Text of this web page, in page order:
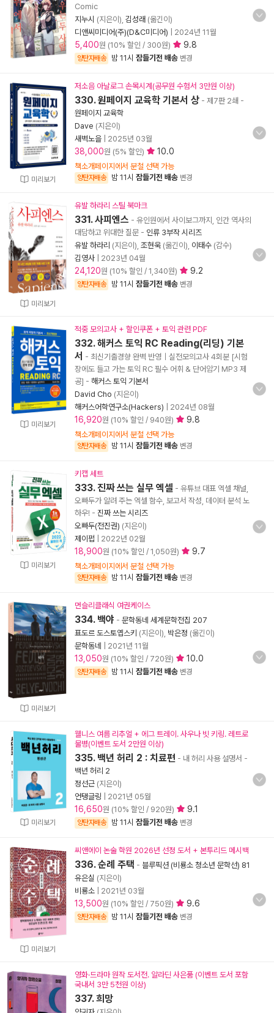
Comic
지누시 (지은이), 김성래 (옮긴이)
디앤씨미디어(주)(D&C미디어)
2024년 11월
5,400원 (10% 할인 / 300원) 9.8
양탄자배송 밤 11시 잠들기전 배송 변경
미리보기
저소음 아날로그 손목시계(공무원 수험서 3만원 이상)
330. 원페이지 교육학 기본서 상 - 제7판 2쇄 -
원페이지 교육학
Dave (지은이)
새벽노을
2025년 03월
38,000원 (5% 할인) 10.0
책소개페이지에서 분철 선택 가능
양탄자배송 밤 11시 잠들기전 배송 변경
미리보기
유발 하라리 스틸 북마크
331. 사피엔스 - 유인원에서 사이보그까지, 인간 역사의
대담하고 위대한 질문 - 인류 3부작 시리즈
유발 하라리 (지은이), 조현욱 (옮긴이), 이태수 (감수)
김영사
2023년 04월
24,120원 (10% 할인 / 1,340원) 9.2
양탄자배송 밤 11시 잠들기전 배송 변경
미리보기
적중 모의고사 + 할인쿠폰 + 토익 관련 PDF
332. 해커스 토익 RC Reading(리딩) 기본
서 - 최신기출경향 완벽 반영｜실전모의고사 4회분 [시험
장에도 들고 가는 토익 RC 필수 어휘 & 단어암기 MP3 제
공] - 해커스 토익 기본서
David Cho (지은이)
해커스어학연구소(Hackers)
2024년 08월
16,920원 (10% 할인 / 940원) 9.8
책소개페이지에서 분철 선택 가능
양탄자배송 밤 11시 잠들기전 배송 변경
미리보기
키캡 세트
333. 진짜 쓰는 실무 엑셀 - 유튜브 대표 엑셀 채널,
오빠두가 알려 주는 엑셀 함수, 보고서 작성, 데이터 분석 노
하우! - 진짜 쓰는 시리즈
오빠두(전진권) (지은이)
제이펍
2022년 02월
18,900원 (10% 할인 / 1,050원) 9.7
책소개페이지에서 분철 선택 가능
양탄자배송 밤 11시 잠들기전 배송 변경
미리보기
먼슬리클래식 여권케이스
334. 백야 - 문학동네 세계문학전집 207
표도르 도스토옙스키 (지은이), 박은정 (옮긴이)
문학동네
2021년 11월
13,050원 (10% 할인 / 720원) 10.0
양탄자배송 밤 11시 잠들기전 배송 변경
미리보기
웰니스 여름 리추얼 + 에그 트레이. 사우나 빗 키링. 레트로
물병(이벤트 도서 2만원 이상)
335. 백년 허리 2 : 치료편 - 내 허리 사용 설명서 -
백년 허리 2
정선근 (지은이)
언탱글링
2021년 05월
16,650원 (10% 할인 / 920원) 9.1
양탄자배송 밤 11시 잠들기전 배송 변경
미리보기
씨앤에이 논술 학원 2026년 선정 도서 + 본투리드 메시백
336. 순례 주택 - 블루픽션 (비룡소 청소년 문학선) 81
유은실 (지은이)
비룡소
2021년 03월
13,500원 (10% 할인 / 750원) 9.6
양탄자배송 밤 11시 잠들기전 배송 변경
영화·드라마 원작 도서전. 알라딘 사은품 (이벤트 도서 포함
국내서 3만 5천원 이상)
337. 희망